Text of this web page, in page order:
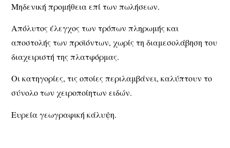
Μηδενική προμήθεια επί των πωλήσεων.
Απόλυτος έλεγχος των τρόπων πληρωμής και
αποστολής των προϊόντων, χωρίς τη διαμεσολάβηση του
διαχειριστή της πλατφόρμας.
Οι κατηγορίες, τις οποίες περιλαμβάνει, καλύπτουν το
σύνολο των χειροποίητων ειδών.
Ευρεία γεωγραφική κάλυψη.